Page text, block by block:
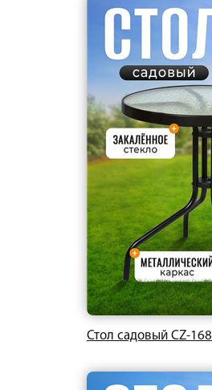
Стол садовый CZ-168